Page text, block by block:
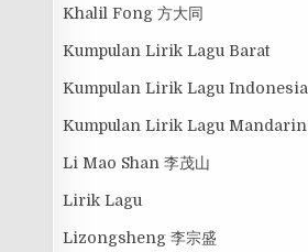
Khalil Fong 方大同
Kumpulan Lirik Lagu Barat
Kumpulan Lirik Lagu Indonesia
Kumpulan Lirik Lagu Mandarin
Li Mao Shan 李茂山
Lirik Lagu
Lizongsheng 李宗盛